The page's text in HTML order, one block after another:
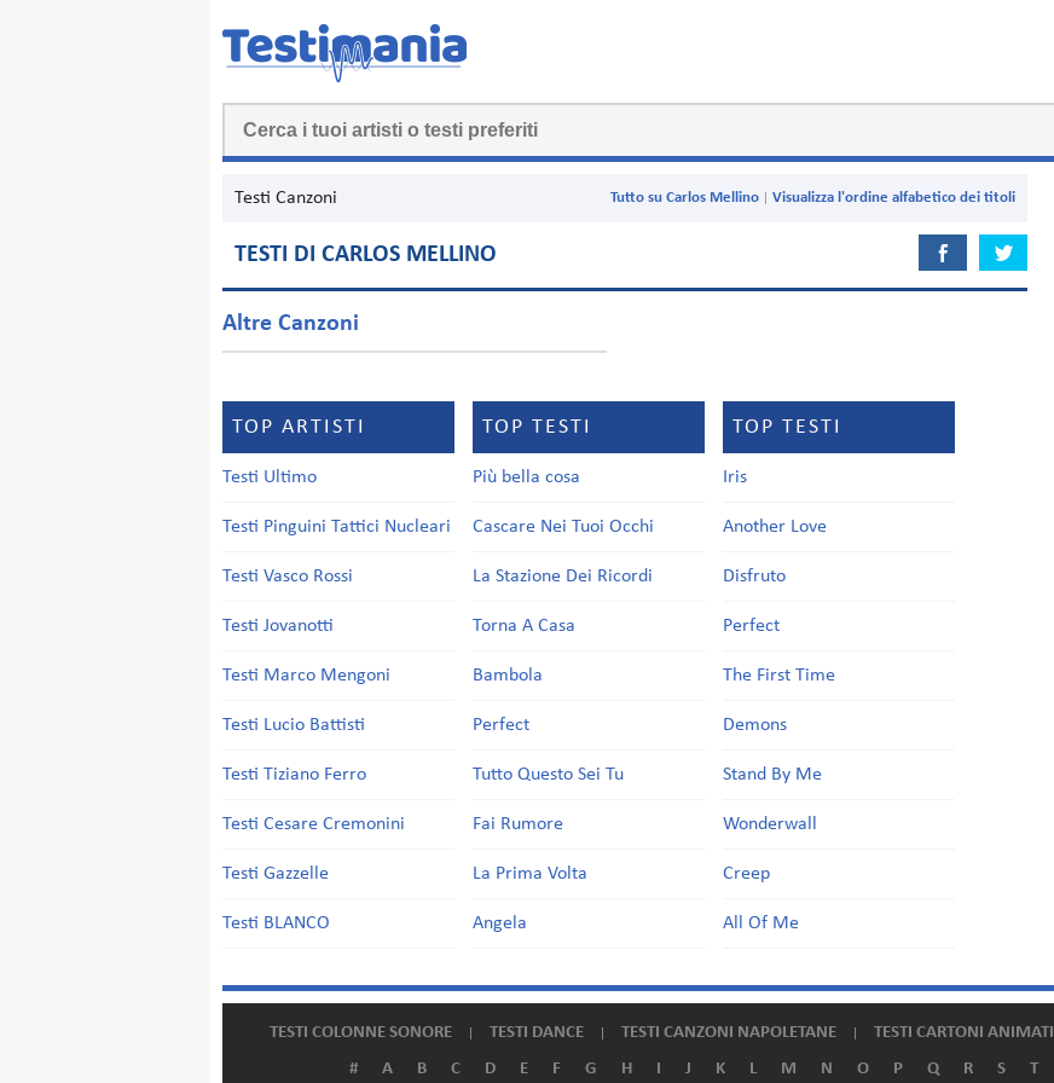
Testi Canzoni Visualizza l'ordine alfabetico dei titoli
Tutto su Carlos Mellino
TESTI DI CARLOS MELLINO
Altre Canzoni
TOP ARTISTI
Testi Ultimo
Testi Pinguini Tattici Nucleari
Testi Vasco Rossi
Testi Jovanotti
Testi Marco Mengoni
Testi Lucio Battisti
Testi Tiziano Ferro
Testi Cesare Cremonini
Testi Gazzelle
Testi BLANCO
TOP TESTI
Più bella cosa
Cascare Nei Tuoi Occhi
La Stazione Dei Ricordi
Torna A Casa
Bambola
Perfect
Tutto Questo Sei Tu
Fai Rumore
La Prima Volta
Angela
TOP TESTI
Iris
Another Love
Disfruto
Perfect
The First Time
Demons
Stand By Me
Wonderwall
Creep
All Of Me
TESTI COLONNE SONORE TESTI DANCE TESTI CANZONI NAPOLETANE TESTI CARTONI ANIMATI
#
A B C D E F G H I J K L M N O P Q R S T